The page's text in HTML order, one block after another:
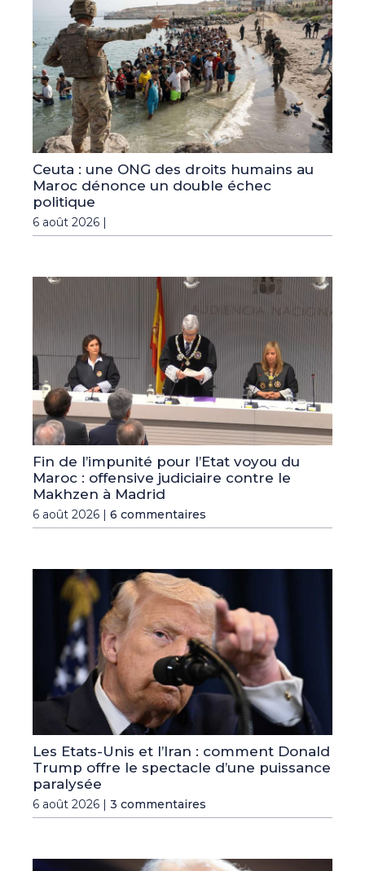
Ceuta : une ONG des droits humains au
Maroc dénonce un double échec
politique
6 août 2026 |
Fin de l’impunité pour l’Etat voyou du
Maroc : offensive judiciaire contre le
Makhzen à Madrid
6 août 2026 | 6 commentaires
Les Etats-Unis et l’Iran : comment Donald
Trump offre le spectacle d’une puissance
paralysée
6 août 2026 | 3 commentaires